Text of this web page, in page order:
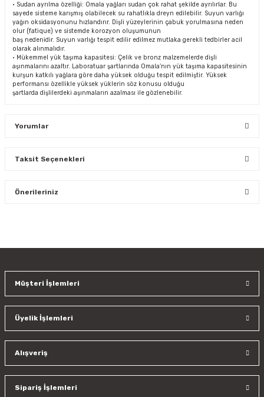
• Sudan ayrılma özelliği: Omala yağları sudan çok rahat şekilde ayrılırlar. Bu
sayede sisteme karışmış olabilecek su rahatlıkla dreyn edilebilir. Suyun varlığı
yağın oksidasyonunu hızlandırır. Dişli yüzeylerinin çabuk yorulmasına neden
olur (fatique) ve sistemde korozyon oluşumunun
baş nedenidir. Suyun varlığı tespit edilir edilmez mutlaka gerekli tedbirler acil
olarak alınmalıdır.
• Mükemmel yük taşıma kapasitesi: Çelik ve bronz malzemelerde dişli
aşınmalarını azaltır. Laboratuar şartlarında Omala’nın yük taşıma kapasitesinin
kurşun katkılı yağlara göre daha yüksek olduğu tespit edilmiştir. Yüksek
performansı özellikle yüksek yüklerin söz konusu olduğu
şartlarda dişlilerdeki aşınmaların azalması ile gözlenebilir.
Yorumlar
Taksit Seçenekleri
Önerileriniz
Ürün resmi kalitesiz, bozuk veya görüntülenemiyor.
Ürün bilgilerinde hatalar bulunuyor.
Bu ürüne benzer farklı alternatifler olmalı.
Müşteri İşlemleri
Üyelik İşlemleri
Alışveriş
Sipariş İşlemleri